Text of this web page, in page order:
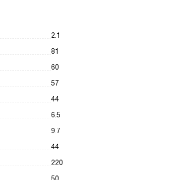
2.1
81
60
57
44
6.5
9.7
44
220